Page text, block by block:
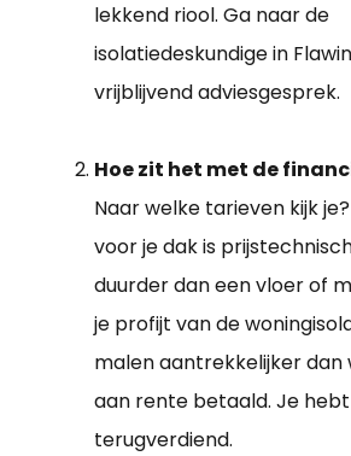
lekkend riool. Ga naar de
isolatiedeskundige in
vrijblijvend adviesgesprek.
Hoe zit het met de
Naar welke tarieven kijk
voor je dak is
duurder dan een vloer of
je profijt van de
malen aantrekkelijker dan
aan rente betaald. Je
terugverdiend.